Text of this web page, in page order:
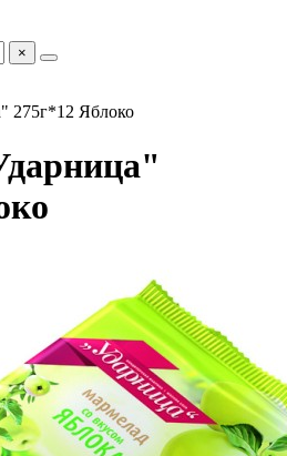
×
275г*12 Яблоко